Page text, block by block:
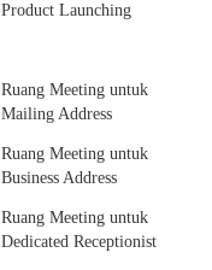
Product Launching
Ruang Meeting untuk
Mailing Address
Ruang Meeting untuk
Business Address
Ruang Meeting untuk
Dedicated Receptionist